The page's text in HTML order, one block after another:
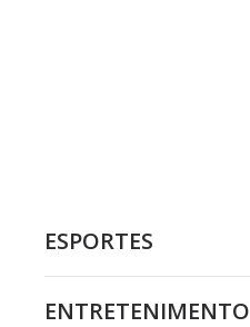
ESPORTES
ENTRETENIMENTO